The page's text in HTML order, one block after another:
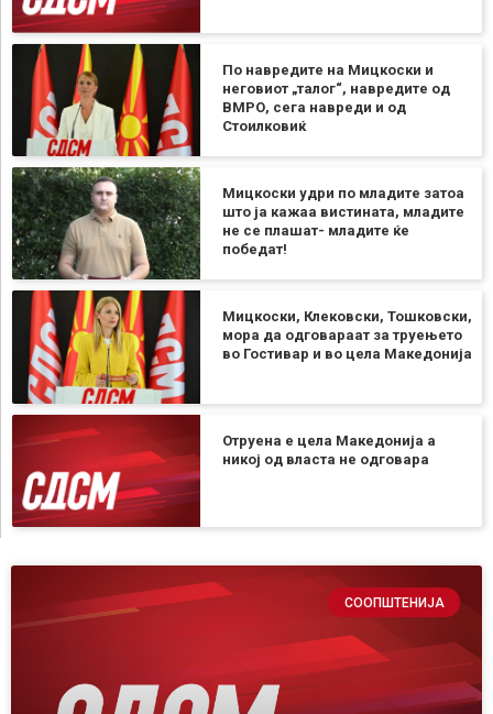
По навредите на Мицкоски и
неговиот „талог“, навредите од
ВМРО, сега навреди и од
Стоилковиќ
Мицкоски удри по младите затоа
што ја кажаа вистината, младите
не се плашат- младите ќе
победат!
Мицкоски, Клековски, Тошковски,
мора да одговараат за труењето
во Гостивар и во цела Македонија
Отруена е цела Македонија а
никој од власта не одговара
СООПШТЕНИЈА